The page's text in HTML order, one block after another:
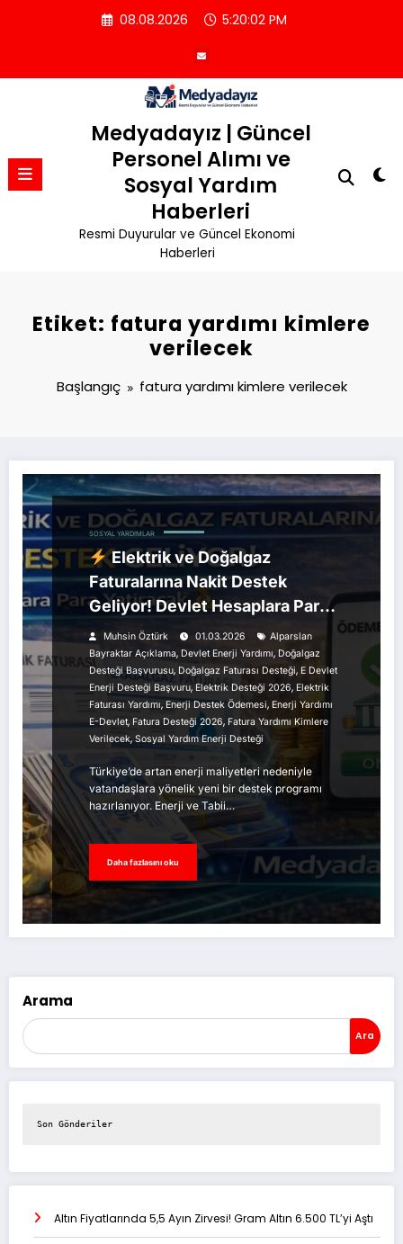
08.08.2026 5:20:03 PM
Medyadayız | Güncel
Personel Alımı ve
Sosyal Yardım
Haberleri
Resmi Duyurular ve Güncel Ekonomi
Haberleri
Etiket: fatura yardımı kimlere
verilecek
Başlangıç fatura yardımı kimlere verilecek
SOSYAL YARDIMLAR
Elektrik ve Doğalgaz
Faturalarına Nakit Destek
Geliyor! Devlet Hesaplara Para
Yatıracak
Muhsin Öztürk 01.03.2026
Alparslan
Bayraktar Açıklama, Devlet Enerji Yardımı, Doğalgaz
Desteği Başvurusu, Doğalgaz Faturası Desteği, E Devlet
Enerji Desteği Başvuru, Elektrik Desteği 2026, Elektrik
Faturası Yardımı,Enerji Destek Ödemesi, Enerji Yardımı
E-Devlet, Fatura Desteği 2026, Fatura Yardımı Kimlere
Verilecek, Sosyal Yardım Enerji Desteği
Türkiye’de artan enerji maliyetleri nedeniyle
vatandaşlara yönelik yeni bir destek programı
hazırlanıyor. Enerji ve Tabii…
Daha fazlasını oku
Arama
Ara
Son Gönderiler
Altın Fiyatlarında 5,5 Ayın Zirvesi! Gram Altın 6.500 TL’yi Aştı